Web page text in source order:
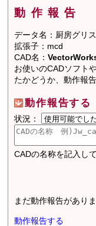
動作報告
データ名：厨房グリ
拡張子：mcd
CAD名：
お使いのCADソフト
たかどうか、動作報
動作報告する
状況：
CADの名称を記入し
まだ動作報告があり
動作報告する